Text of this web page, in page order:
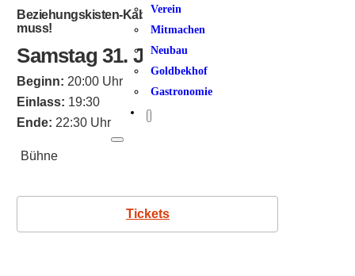
Verein
Mitmachen
Neubau
Goldbekhof
Gastronomie
Beziehungskisten-Kabarett von einer, die es wissen
muss!
Samstag 31. Januar 2026
Beginn: 20:00 Uhr
Einlass: 19:30
Ende: 22:30 Uhr
Bühne
Tickets